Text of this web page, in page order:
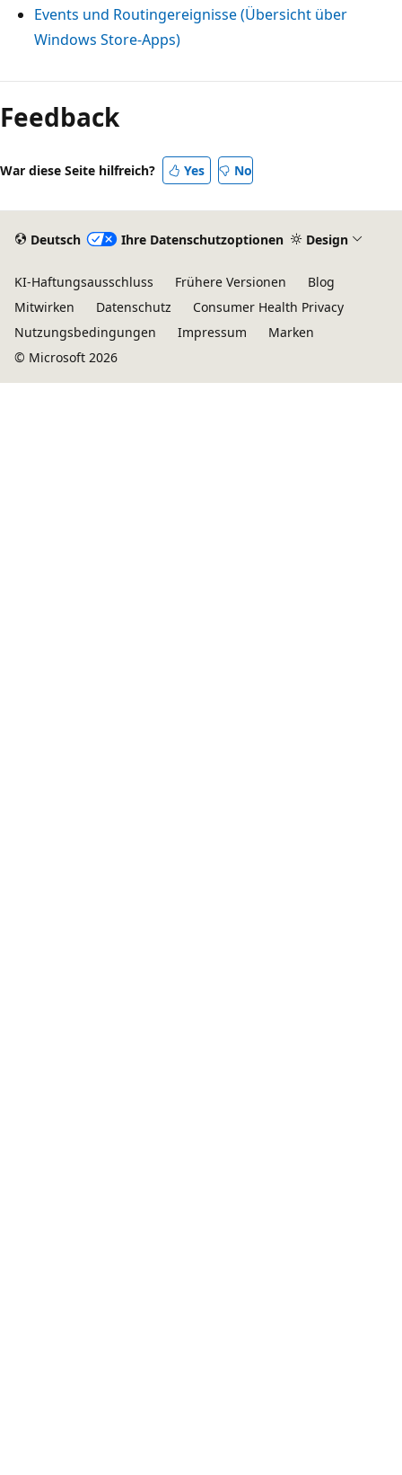
Events und Routingereignisse (Übersicht über
Windows Store-Apps)
Feedback
War diese Seite hilfreich? Yes No
Deutsch Ihre Datenschutzoptionen Design
KI-Haftungsausschluss Frühere Versionen
Blog
Mitwirken
Datenschutz
Consumer Health Privacy
Nutzungsbedingungen
Impressum
Marken
© Microsoft 2026